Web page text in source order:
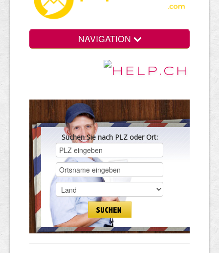
NAVIGATION
Suchen Sie nach PLZ oder Ort: